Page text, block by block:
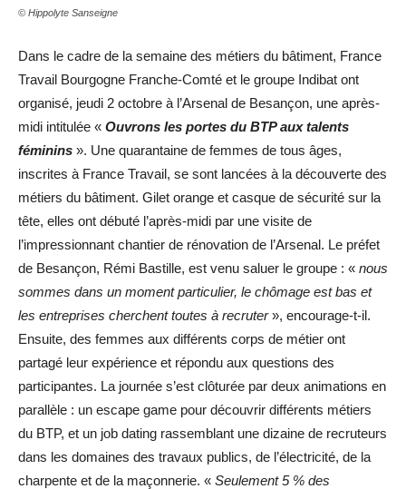
© Hippolyte Sanseigne
Dans le cadre de la semaine des métiers du bâtiment, France
Travail Bourgogne Franche-Comté et le groupe Indibat ont
organisé, jeudi 2 octobre à l’Arsenal de Besançon, une après-
midi intitulée « Ouvrons les portes du BTP aux talents
féminins ». Une quarantaine de femmes de tous âges,
inscrites à France Travail, se sont lancées à la découverte des
métiers du bâtiment. Gilet orange et casque de sécurité sur la
tête, elles ont débuté l’après-midi par une visite de
l’impressionnant chantier de rénovation de l’Arsenal. Le préfet
de Besançon, Rémi Bastille, est venu saluer le groupe : « nous
sommes dans un moment particulier, le chômage est bas et
les entreprises cherchent toutes à recruter», encourage-t-il.
Ensuite, des femmes aux différents corps de métier ont
partagé leur expérience et répondu aux questions des
participantes. La journée s’est clôturée par deux animations en
parallèle : un escape game pour découvrir différents métiers
du BTP, et un job dating rassemblant une dizaine de recruteurs
dans les domaines des travaux publics, de l’électricité, de la
charpente et de la maçonnerie. « Seulement 5 % des